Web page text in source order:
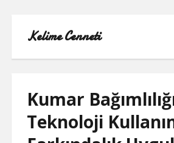
Kelime Cenneti
LISTE
Kumar
Teknoloji